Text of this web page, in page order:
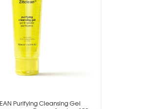
Purifying Cleansing Gel